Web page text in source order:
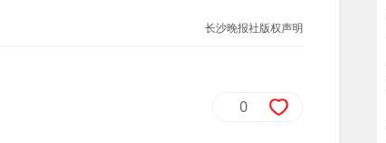
长沙晚报社版权声明
0